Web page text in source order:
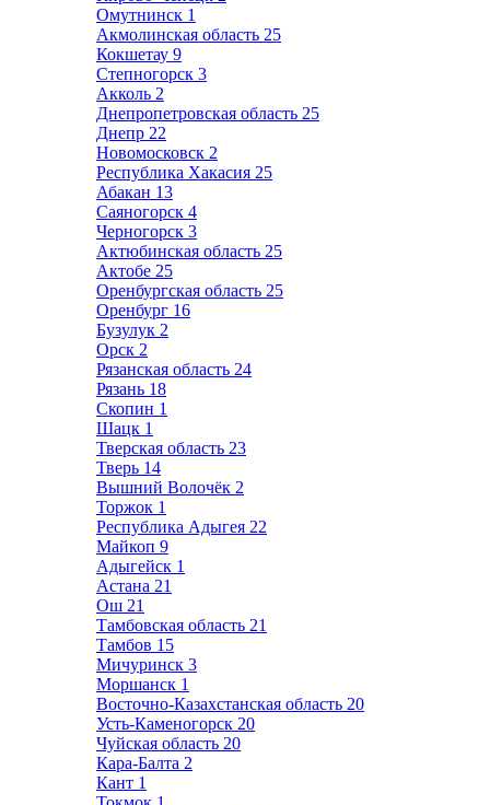
Омутнинск 1
Акмолинская область 25
Кокшетау 9
Степногорск 3
Акколь 2
Днепропетровская область 25
Днепр 22
Новомосковск 2
Республика Хакасия 25
Абакан 13
Саяногорск 4
Черногорск 3
Актюбинская область 25
Актобе 25
Оренбургская область 25
Оренбург 16
Бузулук 2
Орск 2
Рязанская область 24
Рязань 18
Скопин 1
Шацк 1
Тверская область 23
Тверь 14
Вышний Волочёк 2
Торжок 1
Республика Адыгея 22
Майкоп 9
Адыгейск 1
Астана 21
Ош 21
Тамбовская область 21
Тамбов 15
Мичуринск 3
Моршанск 1
Восточно-Казахстанская область 20
Усть-Каменогорск 20
Чуйская область 20
Кара-Балта 2
Кант 1